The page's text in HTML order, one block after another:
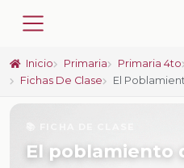
Inicio Primaria Primaria 4to
Fichas De Clase
El
El poblamiento